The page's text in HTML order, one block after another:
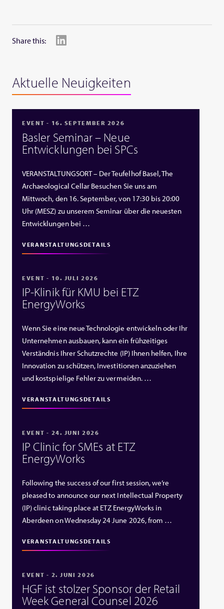
Share this:
Aktuelle Neuigkeiten
EVENT - 16. SEPTEMBER 2026
Basler Seminar – Neue
Entwicklungen bei SPCs
VERANSTALTUNGSORT – Der Teufelhof Basel, The
Archaeological Cellar Besuchen Sie uns am
Mittwoch, den 16. September, von 17:30 bis 20:00
Uhr (MESZ) zu unserem Seminar über die neuesten
Entwicklungen bei …
VERANSTALTUNGSDETAILS
EVENT - 10. JULI 2026
IP‑Klinik für KMU bei ETZ
EnergyWorks
Wenn Sie eine neue Technologie entwickeln oder Ihr
Unternehmen ausbauen, kann ein frühzeitiges
Verständnis Ihrer Schutzrechte (IP) Ihnen helfen, Ihre
Innovation zu schützen, Investitionen anzuziehen
und kostspielige Fehler zu vermeiden. …
VERANSTALTUNGSDETAILS
EVENT - 24. JUNI 2026
IP Clinic for SMEs at ETZ
EnergyWorks
Following the success of our first session, we’re
pleased to announce our next Intellectual Property
(IP) clinic taking place at ETZ EnergyWorks in
Aberdeen on Wednesday 24 June 2026, from …
VERANSTALTUNGSDETAILS
EVENT - 2. JUNI 2026
HGF ist stolzer Sponsor der Retail
Week General Counsel 2026